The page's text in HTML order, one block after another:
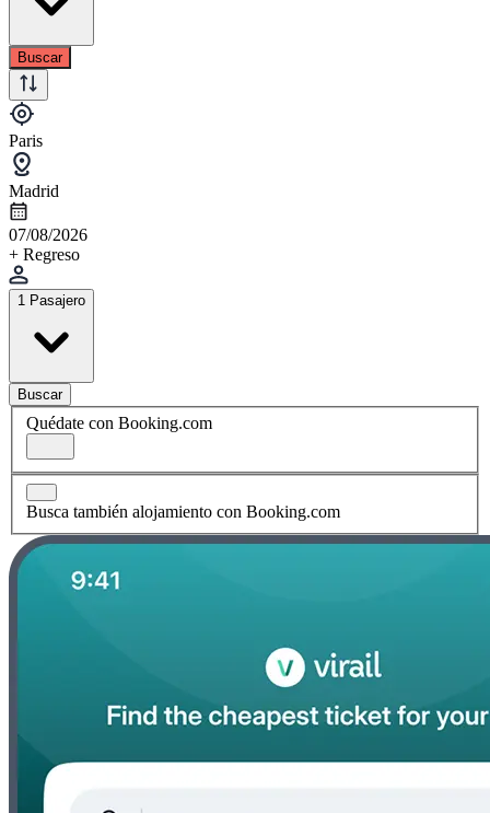
Buscar
Paris
Madrid
07/08/2026
+ Regreso
1 Pasajero
Buscar
Quédate con Booking.com
Busca también alojamiento con Booking.com